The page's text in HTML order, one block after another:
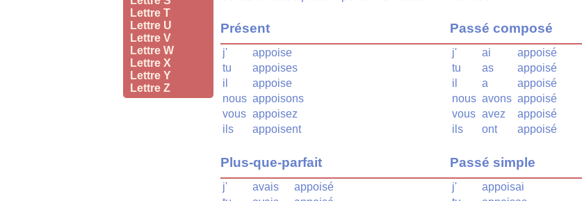
Lettre T
Lettre U
Lettre V
Lettre W
Lettre X
Lettre Y
Lettre Z
Présent
j'
appoise
tu
appoises
il
appoise
nous appoisons
vous appoisez
ils
appoisent
Plus-que-parfait
j' avais
appoisé
Passé composé
j' ai
appoisé
tu
as
appoisé
il
a
appoisé
nous avons appoisé
vous avez
appoisé
ils
ont appoisé
Passé simple
j'
appoisai